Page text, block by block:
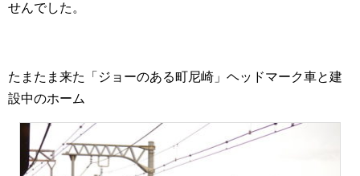
せんでした。
たまたま来た「ジョーのある町尼崎」ヘッドマーク車と建
設中のホーム